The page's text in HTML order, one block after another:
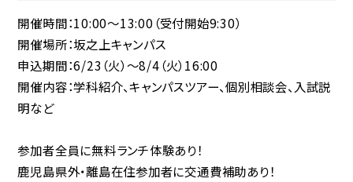
開催時間：10:00～13:00（受付開始9:30）
開催場所：坂之上キャンパス
申込期間：6/23（火）～8/4（火）16:00
開催内容：学科紹介、キャンパスツアー、個別相談会、入試説
明など
参加者全員に無料ランチ体験あり！
鹿児島県外・離島在住参加者に交通費補助あり！